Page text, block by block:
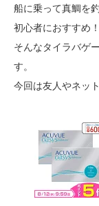
船に乗って真鯛を釣
初心者におすすめ
そんなタイラバゲ
す。
今回は友人やネッ